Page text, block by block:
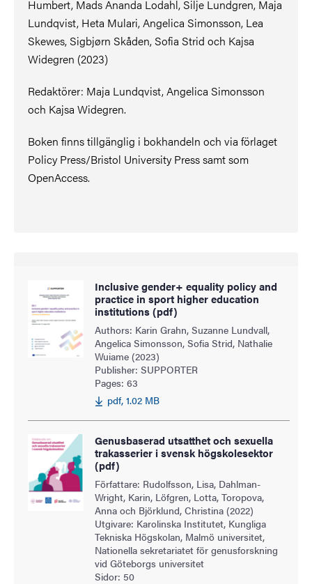
Humbert, Mads Ananda Lodahl, Silje Lundgren, Maja
Lundqvist, Heta Mulari, Angelica Simonsson, Lea
Skewes, Sigbjørn Skåden, Sofia Strid och Kajsa
Widegren (2023)
Redaktörer: Maja Lundqvist, Angelica Simonsson
och Kajsa Widegren.
Boken finns tillgänglig i bokhandeln och via förlaget
Policy Press/Bristol University Press samt som
OpenAccess.
Inclusive gender+ equality policy and
practice in sport higher education
institutions (pdf)
Authors: Karin Grahn, Suzanne Lundvall,
Angelica Simonsson, Sofia Strid, Nathalie
Wuiame (2023)
Publisher: SUPPORTER
Pages: 63
pdf, 1.02 MB
Genusbaserad utsatthet och sexuella
trakasserier i svensk högskolesektor
(pdf)
Författare: Rudolfsson, Lisa, Dahlman-
Wright, Karin, Löfgren, Lotta, Toropova,
Anna och Björklund, Christina (2022)
Utgivare: Karolinska Institutet, Kungliga
Tekniska Högskolan, Malmö universitet,
Nationella sekretariatet för genusforskning
vid Göteborgs universitet
Sidor: 50